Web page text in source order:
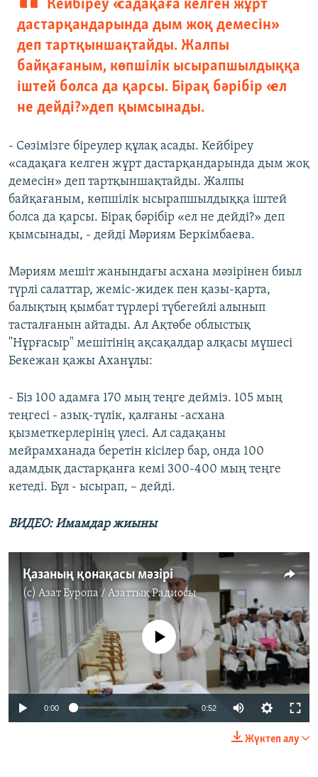
Кейбіреу «садақаға келген жұрт
дастарқандарында дым жоқ демесін»
деп тартқыншақтайды. Жалпы
байқағаным, көпшілік ысырапшылдыққа
іштей болса да қарсы. Бірақ бәрібір «ел
не дейді?» деп қымсынады.
- Сөзімізге біреулер құлақ асады. Кейбіреу
«садақаға келген жұрт дастарқандарында дым жоқ
демесін» деп тартқыншақтайды. Жалпы
байқағаным, көпшілік ысырапшылдыққа іштей
болса да қарсы. Бірақ бәрібір «ел не дейді?» деп
қымсынады, - дейді Мәриям Беркімбаева.
Мәриям мешіт жанындағы асхана мәзірінен биыл
түрлі салаттар, жеміс-жидек пен қазы-қарта,
балықтың қымбат түрлері түбегейлі алынып
тасталғанын айтады. Ал Ақтөбе облыстық
"Нұрғасыр" мешітінің ақсақалдар алқасы мүшесі
Бекежан қажы Аханұлы:
- Біз 100 адамға 170 мың теңге дейміз. 105 мың
теңгесі - азық-түлік, қалғаны -асхана
қызметкерлерінің үлесі. Ал садақаны
мейрамханада беретін кісілер бар, онда 100
адамдық дастарқанға кемі 300-400 мың теңге
кетеді. Бұл - ысырап, – дейді.
ВИДЕО: Имамдар жиыны
Қазаның қонақасы мәзірі
(c) Азат Еуропа / Азаттық Радиосы
No media source currently available
0:00 0:52
Жүктеп алу